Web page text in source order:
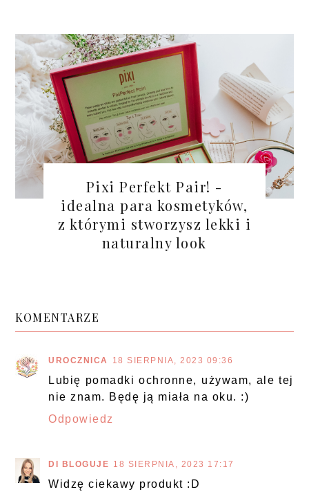
Pixi Perfekt Pair! -
idealna para kosmetyków,
z którymi stworzysz lekki i
naturalny look
KOMENTARZE
UROCZNICA 18 SIERPNIA, 2023 09:36
Lubię pomadki ochronne, używam, ale tej
nie znam. Będę ją miała na oku. :)
Odpowiedz
DI BLOGUJE 18 SIERPNIA, 2023 17:17
Widzę ciekawy produkt :D